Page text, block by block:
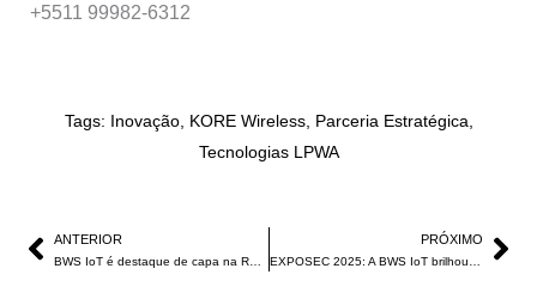
+5511 99982-6312
Tags: Inovação, KORE Wireless, Parceria Estratégica
Tecnologias LPWA
Anterior
ANTERIOR PRÓXIMO